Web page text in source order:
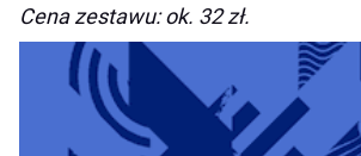
Cena zestawu: ok. 32 zł.